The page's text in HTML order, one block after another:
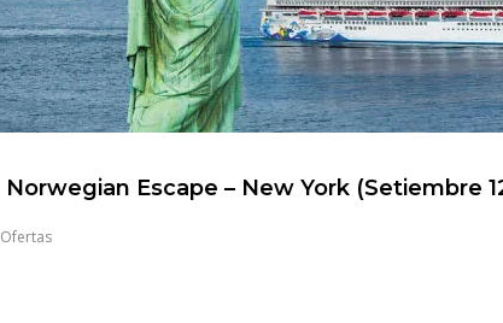
Norwegian Escape – New York (Setiembre
Ofertas